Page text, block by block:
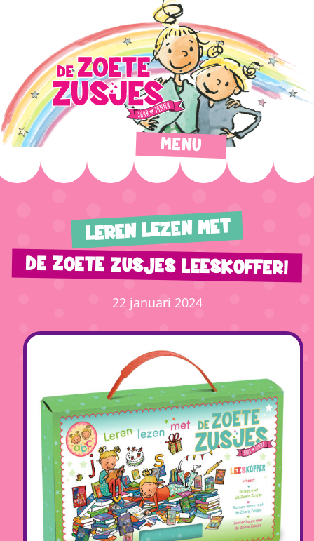
MENU
LEREN LEZEN MET
DE ZOETE ZUSJES LEESKOFFER!
22 januari 2024